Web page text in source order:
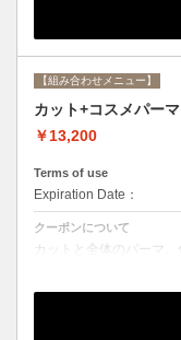
【組み合わせメニュー】
カット+コスメパーマ
￥13,200
Terms of use
Expiration Date：
クーポンについて
カットと全体のパーマ
動きのあるスタイルか